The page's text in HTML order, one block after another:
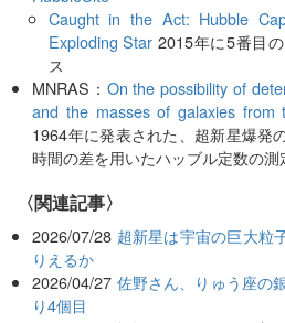
Caught in the Act: Hubble
Exploding Star 2015年に5番目
ス
MNRAS： On the possibility of
and the masses of galaxies from
1964年に発表された、超新星爆発
時間の差を用いたハッブル定数の
関連記事
2026/07/28 超新星は宇宙の巨大粒
りえるか
2026/04/27 佐野さん、りゅう座の
り4個目